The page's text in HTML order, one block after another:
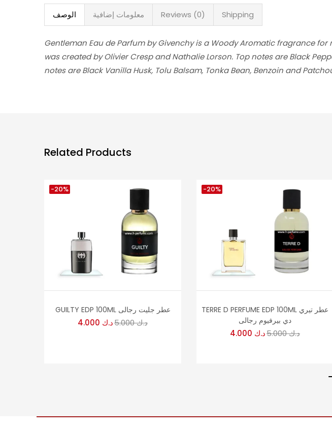
الوصف معلومات إضافية Reviews (0) Shipping
Gentleman Eau de Parfum by Givenchy is a Woody Aromatic fragrance
was created by Olivier Cresp and Nathalie Lorson. Top notes are Black
notes are Black Vanilla Husk, Tolu Balsam, Tonka Bean, Benzoin and
Related Products
-20%
GUILTY EDP 100ML عطر جليت رجالى
د.ك د.ك5.000
-20%
TERRE D PERFUME EDP 100ML عطر تيري
دي بيرفيوم رجالى
د.ك د.ك5.000